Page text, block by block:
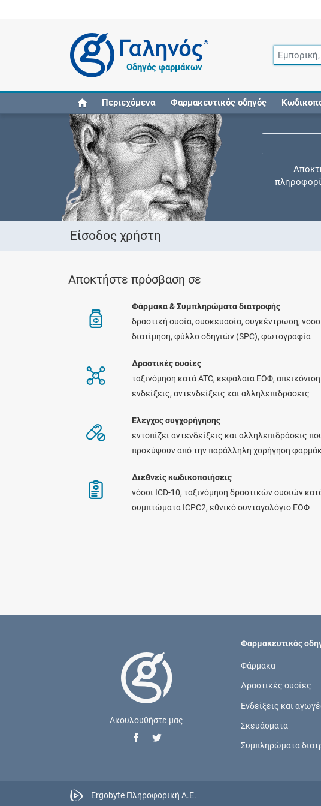
®
Οδηγός φαρμάκων
Περιεχόμενα Φαρμακευτικός οδηγός
Ελέγξτε
ενός
νόσους,
Είσοδος χρήστη
Αποκτήστε πρόσβαση σε
Φάρμακα & Συμπληρώματα διατροφής
δραστική ουσία, συσκευασία, συγκέντρωση,
διατίμηση, φύλλο οδηγιών (SPC), φωτογραφία
Δραστικές ουσίες
ταξινόμηση κατά ATC, κεφάλαια ΕΟΦ,
ενδείξεις, αντενδείξεις και αλληλεπιδράσεις
Ελεγχος συγχορήγησης
εντοπίζει αντενδείξεις και αλληλεπιδράσεις
προκύψουν από την παράλληλη χορήγηση
Διεθνείς κωδικοποιήσεις
νόσοι ICD-10, ταξινόμηση δραστικών ουσιών
συμπτώματα ICPC2, εθνικό συνταγολόγιο ΕΟΦ
Ακουλουθήστε μας
Φαρμακευτικός
Φάρμακα
Δραστικές ουσίες
Ενδείξεις και
Σκευάσματα
Συμπληρώματα
Ergobyte Πληροφορική Α.Ε.